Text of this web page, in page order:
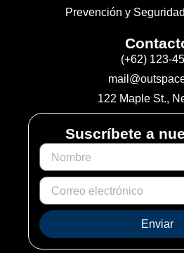
Prevención y
(+62) 123-
122 Maple St.,
Suscríbete a
Enviar